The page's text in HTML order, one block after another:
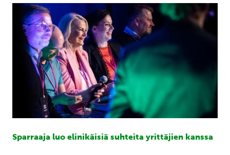
Sparraaja luo elinikäisiä suhteita yrittäjien kanssa